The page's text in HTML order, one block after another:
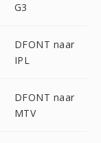
G3
DFONT naar
IPL
DFONT naar
MTV